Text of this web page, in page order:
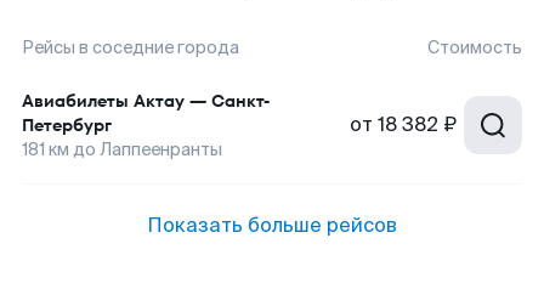
Рейсы в соседние города Стоимость
Авиабилеты Актау — Санкт-
Петербург
181 км до Лаппеенранты
от 18 382 ₽
Показать больше рейсов